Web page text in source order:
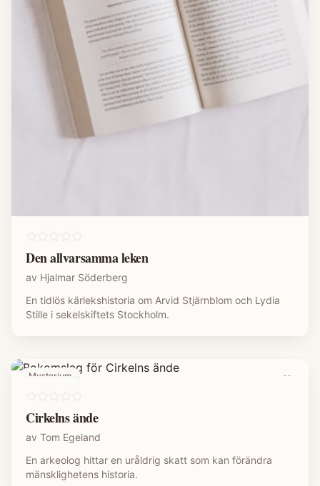
Den allvarsamma leken
av Hjalmar Söderberg
En tidlös kärlekshistoria om Arvid Stjärnblom och Lydia
Stille i sekelskiftets Stockholm.
Mysterium
Cirkelns ände
av Tom Egeland
En arkeolog hittar en uråldrig skatt som kan förändra
mänsklighetens historia.